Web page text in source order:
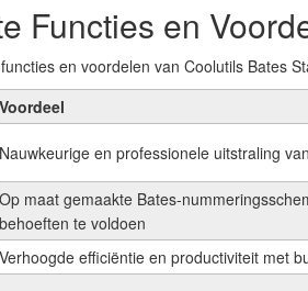
Functies en
en voordelen van Coolutils Bates
Voordeel
Nauwkeurige en professionele uitstraling
Op maat gemaakte Bates-
behoeften te voldoen
Verhoogde efficiëntie en productiviteit met